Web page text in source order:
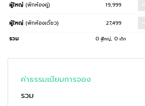
ผู้ใหญ่ (พักห้องคู่) 19,999
ผู้ใหญ่ (พักห้องเดี่ยว) 27,499
รวม 0 ผู้ใหญ่, 0 เด็ก
ค่าธรรมเนียมการจอง
รวม